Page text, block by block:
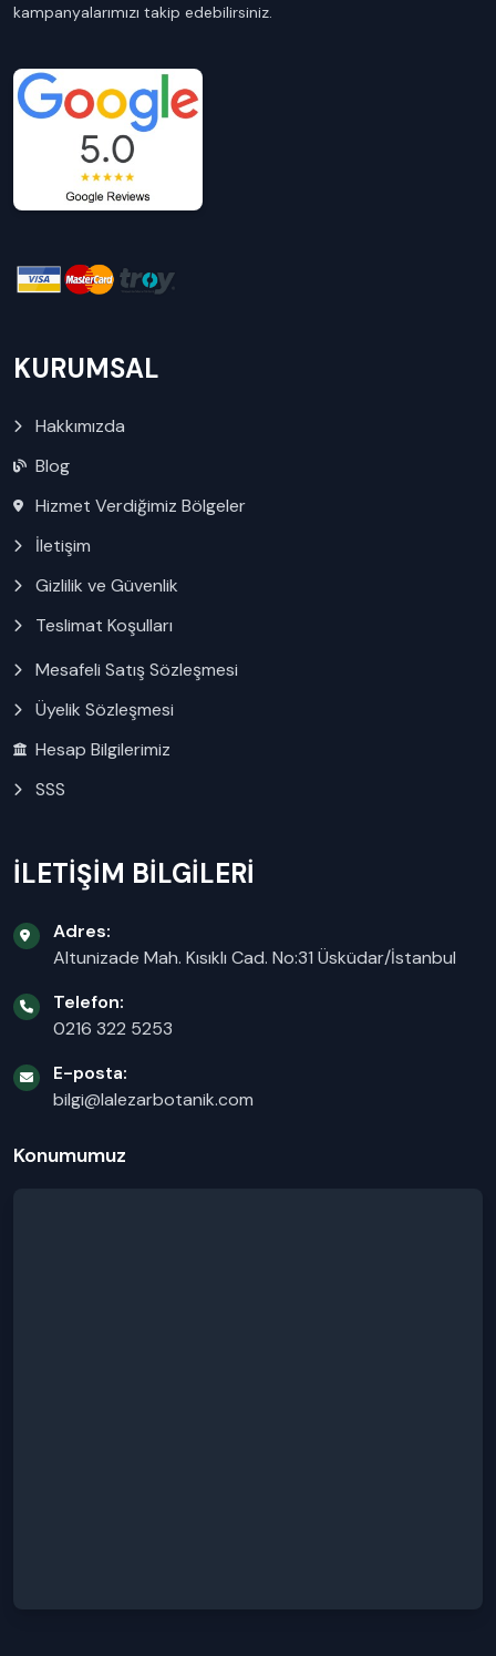
kampanyalarımızı takip edebilirsiniz.
KURUMSAL
Hakkımızda
Blog
Hizmet Verdiğimiz Bölgeler
İletişim
Gizlilik ve Güvenlik
Teslimat Koşulları
Mesafeli Satış Sözleşmesi
Üyelik Sözleşmesi
Hesap Bilgilerimiz
SSS
İLETİŞİM BİLGİLERİ
Adres:
Altunizade Mah. Kısıklı Cad. No:31 Üsküdar/İstanbul
Telefon:
0216 322 5253
E-posta:
bilgi@lalezarbotanik.com
Konumumuz